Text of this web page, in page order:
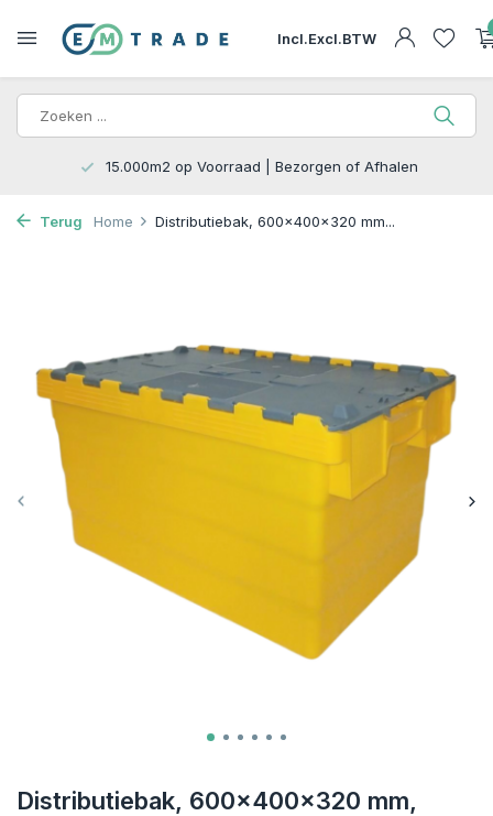
Incl.Excl.BTW
15.000m2 op Voorraad | Bezorgen of Afhalen
Terug Home Distributiebak, 600x400x320 mm...
Distributiebak, 600x400x320 mm,